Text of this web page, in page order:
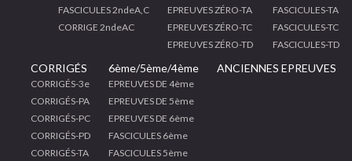
FASCICULES 2ndeA,C
CORRIGE 2ndeAC
EPREUVES ZÉRO-TA
EPREUVES ZÉRO-TC
EPREUVES ZÉRO-TD
FASCICULES-TA
FASCICULES-TC
FASCICULES-TD
CORRIGÉS
CORRIGÉS-3e
CORRIGÉS-PA
CORRIGÉS-PC
CORRIGÉS-PD
CORRIGÉS-TA
6ème/5ème/4ème
EPREUVES DE 4ème
EPREUVES DE 5ème
EPREUVES DE 6ème
FASCICULES 6ème
FASCICULES 5ème
ANCIENNES EPREUVES